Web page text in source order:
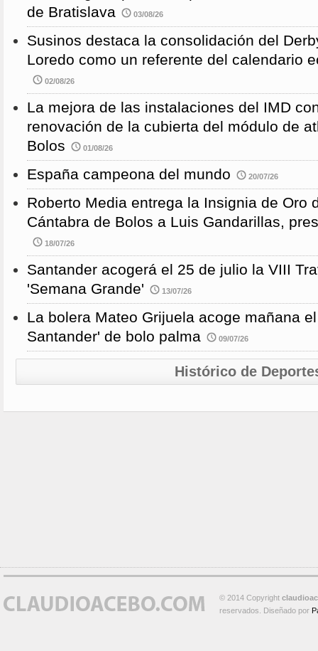
de Bratislava
03/08/26
Susinos destaca la consolidación del
Loredo como un referente del calendario
02/08/26
La mejora de las instalaciones del IMD
renovación de la cubierta del módulo de
Bolos
01/08/26
España campeona del mundo 20/07/26
Roberto Media entrega la Insignia de Oro
Cántabra de Bolos a Luis Gandarillas,
18/07/26
Santander acogerá el 25 de julio la VIII
'Semana Grande'
13/07/26
La bolera Mateo Grijuela acoge mañana
Santander' de bolo palma
09/07/26
Histórico de
© 2014 Copyright
reservados. Diseñado por